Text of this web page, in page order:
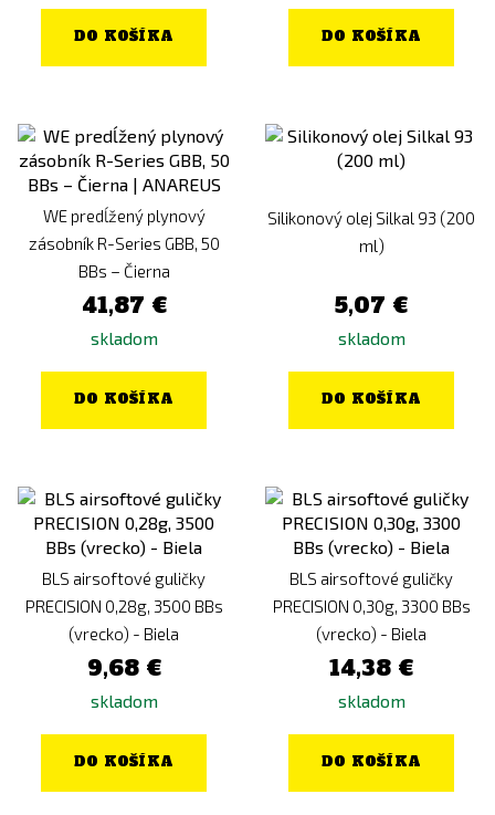
DO KOŠÍKA DO KOŠÍKA
WE predĺžený plynový
zásobník R-Series GBB, 50
BBs – Čierna
41,87 €
skladom
DO KOŠÍKA
Silikonový olej Silkal 93 (200
ml)
5,07 €
skladom
DO KOŠÍKA
BLS airsoftové guličky
PRECISION 0,28g, 3500 BBs
(vrecko) - Biela
9,68 €
skladom
DO KOŠÍKA
BLS airsoftové guličky
PRECISION 0,30g, 3300 BBs
(vrecko) - Biela
14,38 €
skladom
DO KOŠÍKA